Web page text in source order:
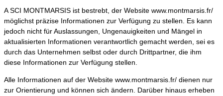
A SCI MONTMARSIS ist bestrebt, der Website www.montmarsis.fr/
möglichst präzise Informationen zur Verfügung zu stellen. Es kann
jedoch nicht für Auslassungen, Ungenauigkeiten und Mängel in
aktualisierten Informationen verantwortlich gemacht werden, sei es
durch das Unternehmen selbst oder durch Drittpartner, die ihm
diese Informationen zur Verfügung stellen.
Alle Informationen auf der Website www.montmarsis.fr/ dienen nur
zur Orientierung und können sich ändern. Darüber hinaus erheben